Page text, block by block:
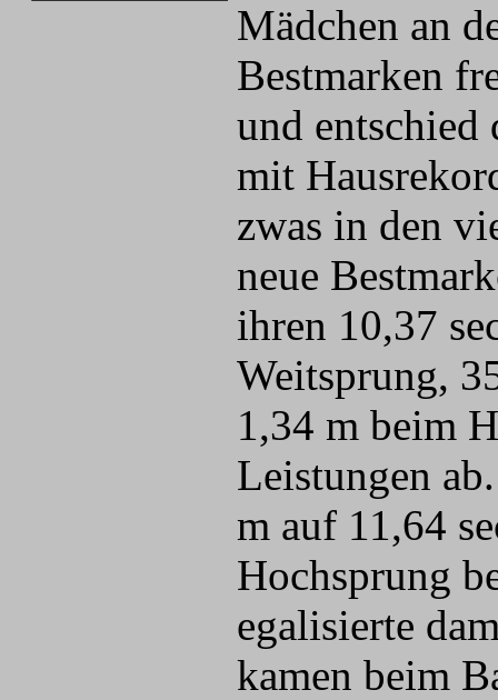
Mädchen an
Bestmarken
und entschied
mit
zwas in den
neue
ihren 10,37
Weitsprung,
1,34 m beim
Leistungen
m auf 11,64
Hochsprung
egalisierte
kamen beim